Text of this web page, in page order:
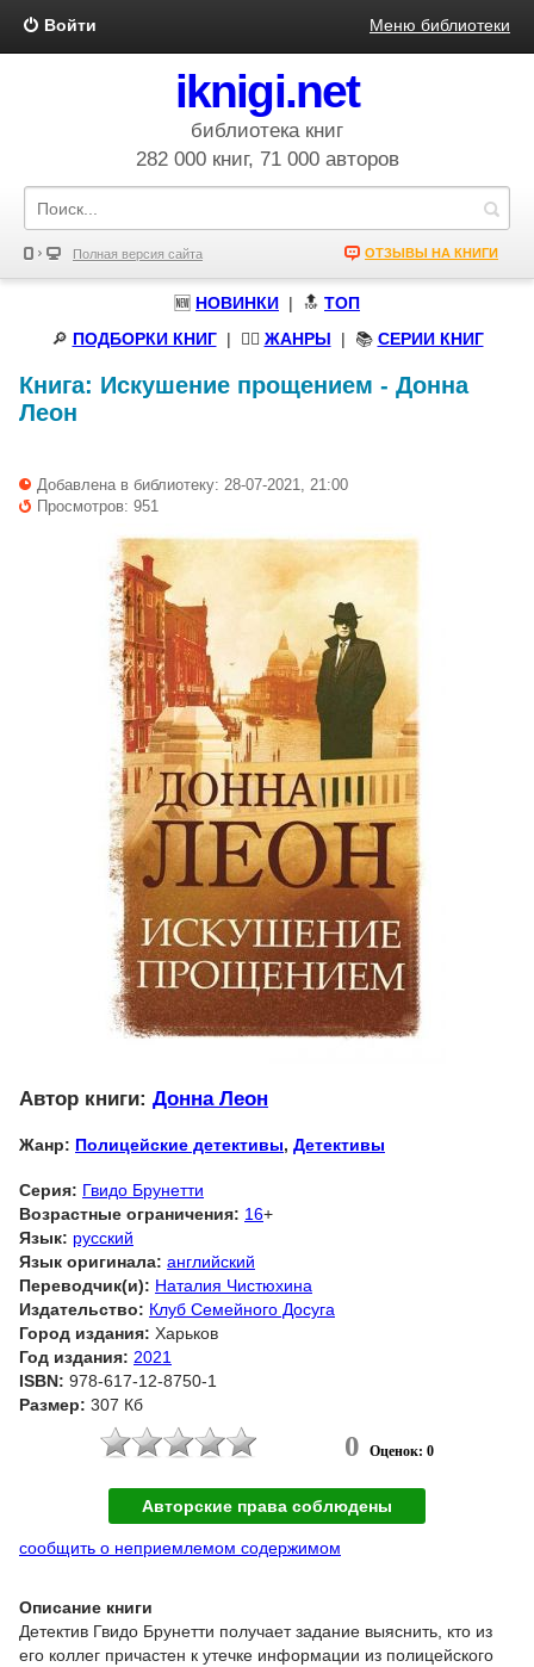
Войти Меню библиотеки
iknigi.net
библиотека книг
282 000 книг, 71 000 авторов
Полная версия сайта ОТЗЫВЫ НА КНИГИ
🆕 НОВИНКИ | 🔝 ТОП
🔎 ПОДБОРКИ КНИГ| 🧝‍♀️ ЖАНРЫ | 📚 СЕРИИ КНИГ
Книга: Искушение прощением - Донна
Леон
Добавлена в библиотеку: 28-07-2021, 21:00
Просмотров: 951
Автор книги: Донна Леон
Жанр: Полицейские детективы, Детективы
Серия: Гвидо Брунетти
Возрастные ограничения: 16+
Язык: русский
Язык оригинала: английский
Переводчик(и): Наталия Чистюхина
Издательство: Клуб Семейного Досуга
Город издания: Харьков
Год издания: 2021
ISBN: 978-617-12-8750-1
Размер: 307 Кб
0 Оценок: 0
Авторские права соблюдены
сообщить о неприемлемом содержимом
Описание книги
Детектив Гвидо Брунетти получает задание выяснить, кто из
его коллег причастен к утечке информации из полицейского